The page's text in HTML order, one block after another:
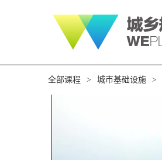
全部课程 > 城市基础设施 >